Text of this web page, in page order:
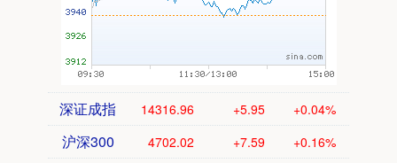
深证成指 14316.96 +5.95 +0.04%
沪深300 4702.02 +7.59 +0.16%